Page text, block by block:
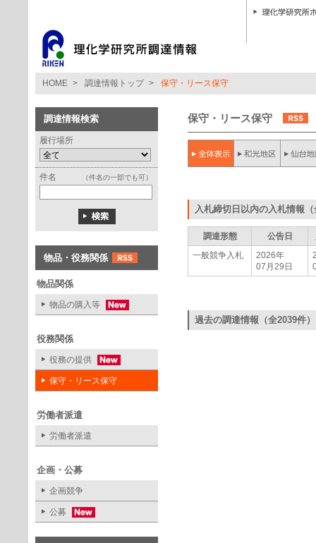
HOME > 調達情報トップ > 保守・リース保守
調達情報検索
履行場所
件名 （件名の一部でも可）
物品・役務関係
物品関係
物品の購入等
役務関係
役務の提供
保守・リース保守
労働者派遣
労働者派遣
企画・公募
企画競争
公募
保守・リース保守
入札締切日以内の入札情報
調達形態 公告日
一般競争入札
2026年
07月29日
過去の調達情報（全2039件）